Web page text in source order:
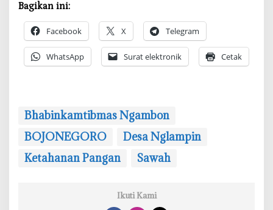
Bagikan ini:
Facebook X Telegram
WhatsApp Surat elektronik Cetak
‎Bhabinkamtibmas Ngambon
BOJONEGORO
Desa Nglampin
Ketahanan Pangan
Sawah
Ikuti Kami